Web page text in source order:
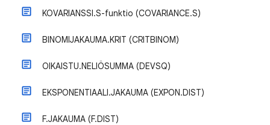
KOVARIANSSI.S-funktio (COVARIANCE.S)
BINOMIJAKAUMA.KRIT (CRITBINOM)
OIKAISTU.NELIÖSUMMA (DEVSQ)
EKSPONENTIAALI.JAKAUMA (EXPON.DIST)
F.JAKAUMA (F.DIST)